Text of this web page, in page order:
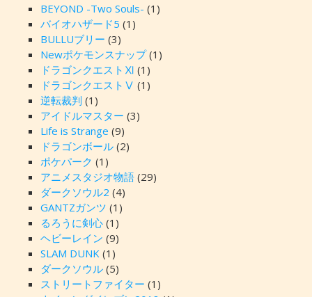
BEYOND -Two Souls- (1)
バイオハザード5 (1)
BULLUブリー (3)
Newポケモンスナップ(1)
ドラゴンクエストⅪ (1)
ドラゴンクエストⅤ (1)
逆転裁判 (1)
アイドルマスター (3)
Life is Strange (9)
ドラゴンボール(2)
ポケパーク (1)
アニメスタジオ物語(29)
ダークソウル2 (4)
GANTZガンツ (1)
るろうに剣心(1)
ヘビーレイン (9)
SLAM DUNK(1)
ダークソウル(5)
ストリートファイター (1)